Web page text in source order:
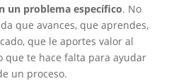
un problema específico. No
que avances, que aprendes,
que le aportes valor al
que te hace falta para ayudar
un proceso.